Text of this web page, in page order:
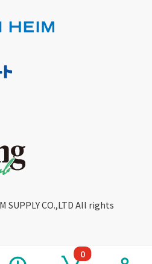
SUPPLY CO.,LTD All rights
0